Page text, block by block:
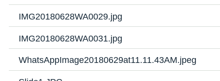
IMG20180628WA0029.jpg
IMG20180628WA0031.jpg
WhatsAppImage20180629at11.11.43AM.jpeg